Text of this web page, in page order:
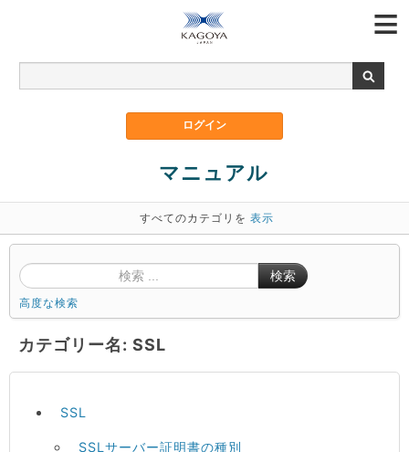
マニュアル
すべてのカテゴリを 表示
検索
高度な検索
カテゴリー名: SSL
SSL
SSLサーバー証明書の種別